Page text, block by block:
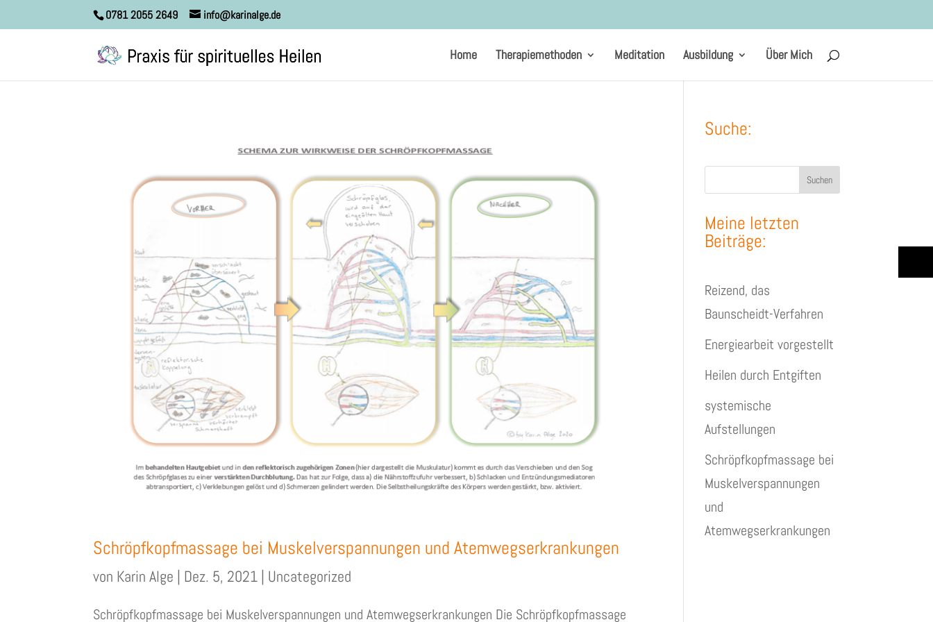
0781 2055 2649 info@karinalge.de
Home Therapiemethoden Meditation Ausbildung Über Mich
Schröpfkopfmassage bei Muskelverspannungen und Atemwegserkrankungen
von Karin Alge | Dez. 5, 2021 | Uncategorized
Schröpfkopfmassage bei Muskelverspannungen und Atemwegserkrankungen Die Schröpfkopfmassage
Suche:
Suchen
Meine letzten
Beiträge:
Reizend, das
Baunscheidt-Verfahren
Energiearbeit vorgestellt
Heilen durch Entgiften
systemische
Aufstellungen
Schröpfkopfmassage bei
Muskelverspannungen
und
Atemwegserkrankungen